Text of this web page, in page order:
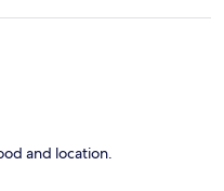
and location.